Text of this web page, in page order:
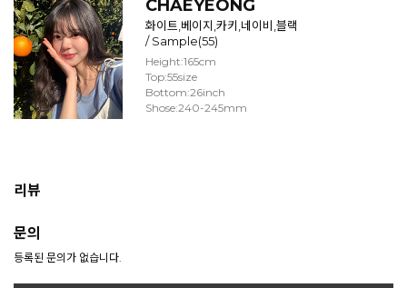
CHAEYEONG
화이트,베이지,카키,네이비,블랙
/ Sample(55)
Height:165cm
Top:55size
Bottom:26inch
Shose:240-245mm
리뷰
문의
등록된 문의가 없습니다.